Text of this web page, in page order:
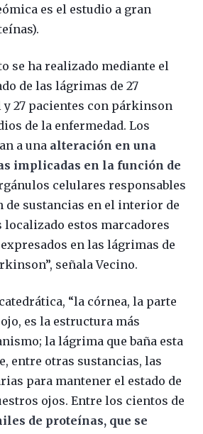
es el estudio a gran
se ha realizado mediante el
de las lágrimas de 27
27 pacientes con párkinson
de la enfermedad. Los
a una alteración en una
implicadas en la función de
celulares responsables
de sustancias en el interior de
localizado estos marcadores
en las lágrimas de
señala Vecino.
“la córnea, la parte
es la estructura más
la lágrima que baña esta
entre otras sustancias, las
para mantener el estado de
ojos. Entre los cientos de
de proteínas, que se